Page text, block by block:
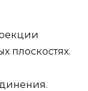
плоскостях.